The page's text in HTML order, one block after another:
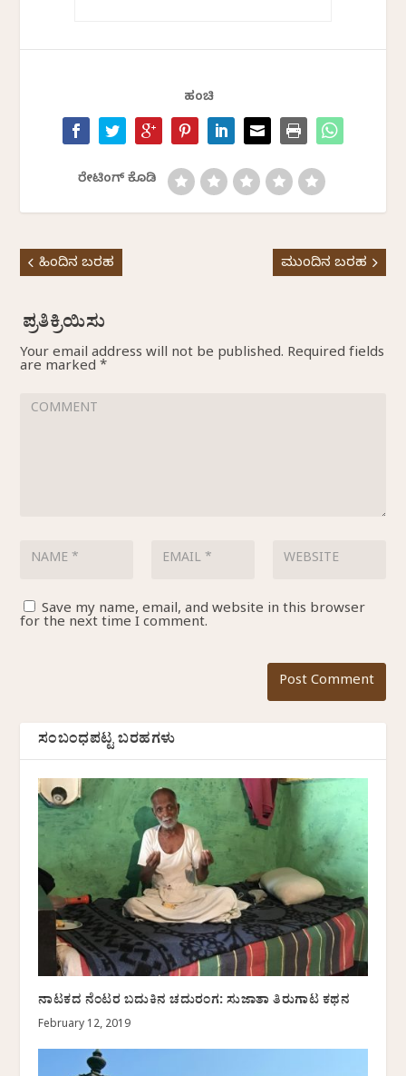
ಹಂಚಿ
ರೇಟಿಂಗ್ ಕೊಡಿ
ಹಿಂದಿನ ಬರಹ ಮುಂದಿನ ಬರಹ
Your email address will not be published. Required fields
are marked *
Save my name, email, and website in this browser
for the next time I comment.
ಸಂಬಂಧಪಟ್ಟ ಬರಹಗಳು
ನಾಟಕದ ನೆಂಟರ ಬದುಕಿನ ಚದುರಂಗ: ಸುಜಾತಾ ತಿರುಗಾಟ ಕಥನ
February 12, 2019